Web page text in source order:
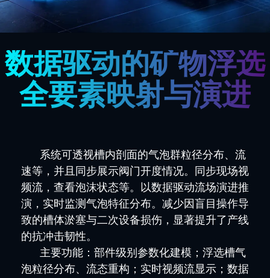
数据驱动的矿物浮选
全要素映射与演进
系统可透视槽内剖面的气泡群粒径分布、流
速等，并且同步展示阀门开度情况。同步现场视
频流，查看泡沫状态等。以数据驱动流场演进推
演，实时监测气泡特征分布。减少因盲目操作导
致的槽体淤塞与二次设备损伤，显著提升了产线
的抗冲击韧性。
主要功能：部件级别参数化建模；浮选槽气
泡粒径分布、流态重构；实时视频流显示；数据